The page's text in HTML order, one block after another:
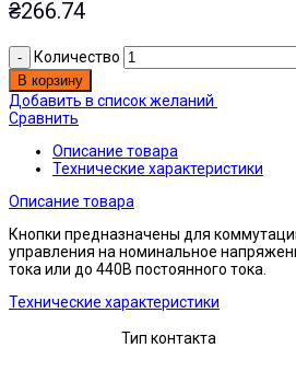
₴266.74
Количество
В корзину
Добавить в список желаний
Сравнить
Описание товара
Технические характеристики
Описание товара
Кнопки предназначены для
управления на номинальное
тока или до 440В постоянного тока.
Технические характеристики
Тип контакта